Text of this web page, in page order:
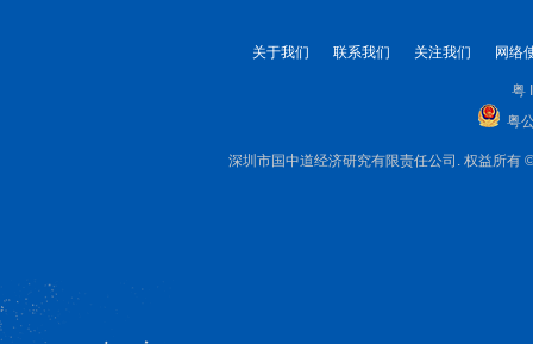
关于我们 联系我们 关注我们 网络
粤
粤
深圳市国中道经济研究有限责任公司. 权益所